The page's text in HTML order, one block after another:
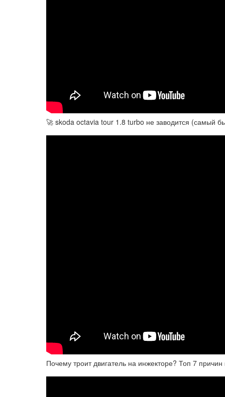
🚀 skoda octavia tour 1.8 turbo не заводится (самый
Почему троит двигатель на инжекторе? Топ 7